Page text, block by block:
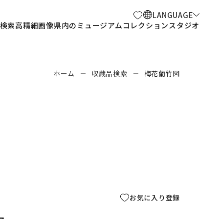
LANGUAGE
索高精細画像県内のミュージアムコレクションスタジオ
ホーム 収蔵品検索 梅花蘭竹図
お気に入り登録